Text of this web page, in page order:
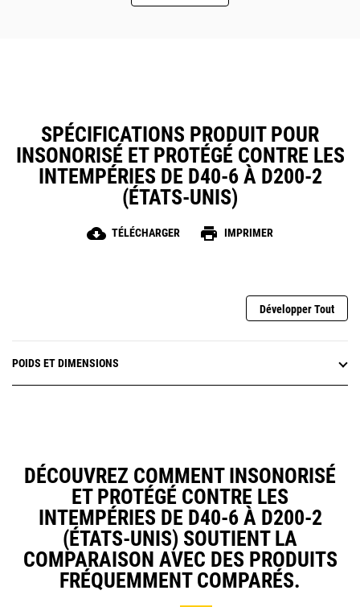
SPÉCIFICATIONS PRODUIT POUR
INSONORISÉ ET PROTÉGÉ CONTRE LES
INTEMPÉRIES DE D40-6 À D200-2
(ÉTATS-UNIS)
cloud_download TÉLÉCHARGER print IMPRIMER
Développer Tout
POIDS ET DIMENSIONS
DÉCOUVREZ COMMENT INSONORISÉ
ET PROTÉGÉ CONTRE LES
INTEMPÉRIES DE D40-6 À D200-2
(ÉTATS-UNIS) SOUTIENT LA
COMPARAISON AVEC DES PRODUITS
FRÉQUEMMENT COMPARÉS.